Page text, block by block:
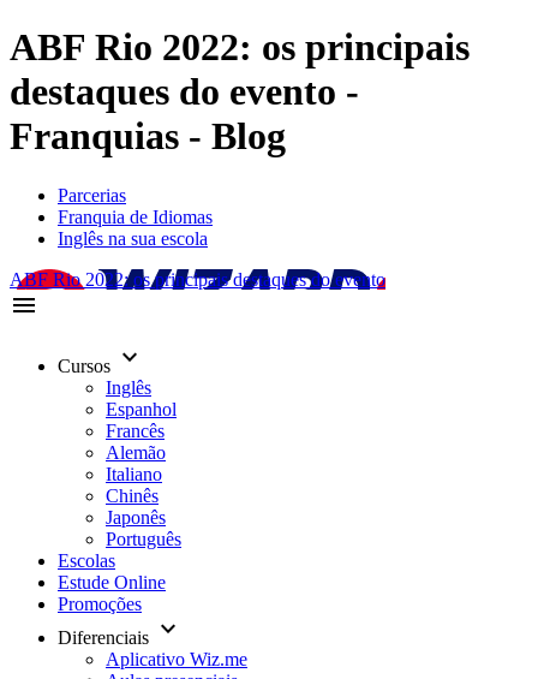
ABF Rio 2022: os principais
destaques do evento -
Franquias - Blog
Parcerias
Franquia de Idiomas
Inglês na sua escola
ABF Rio 2022: os principais destaques do evento
menu
Cursos keyboard_arrow_down
Inglês
Espanhol
Francês
Alemão
Italiano
Chinês
Japonês
Português
Escolas
Estude Online
Promoções
Diferenciais keyboard_arrow_down
Aplicativo Wiz.me